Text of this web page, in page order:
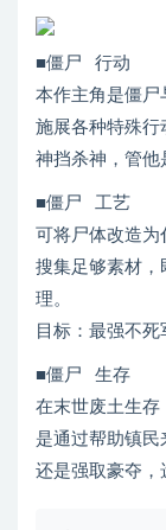
■僵尸 行动
本作主角是僵尸
施展各种特殊行
神挡杀神，管他
■僵尸 工艺
可将尸体改造为
搜集足够素材，
理。
目标：最强不死
■僵尸 生存
在末世废土生存
是通过帮助镇民
还是强取豪夺，